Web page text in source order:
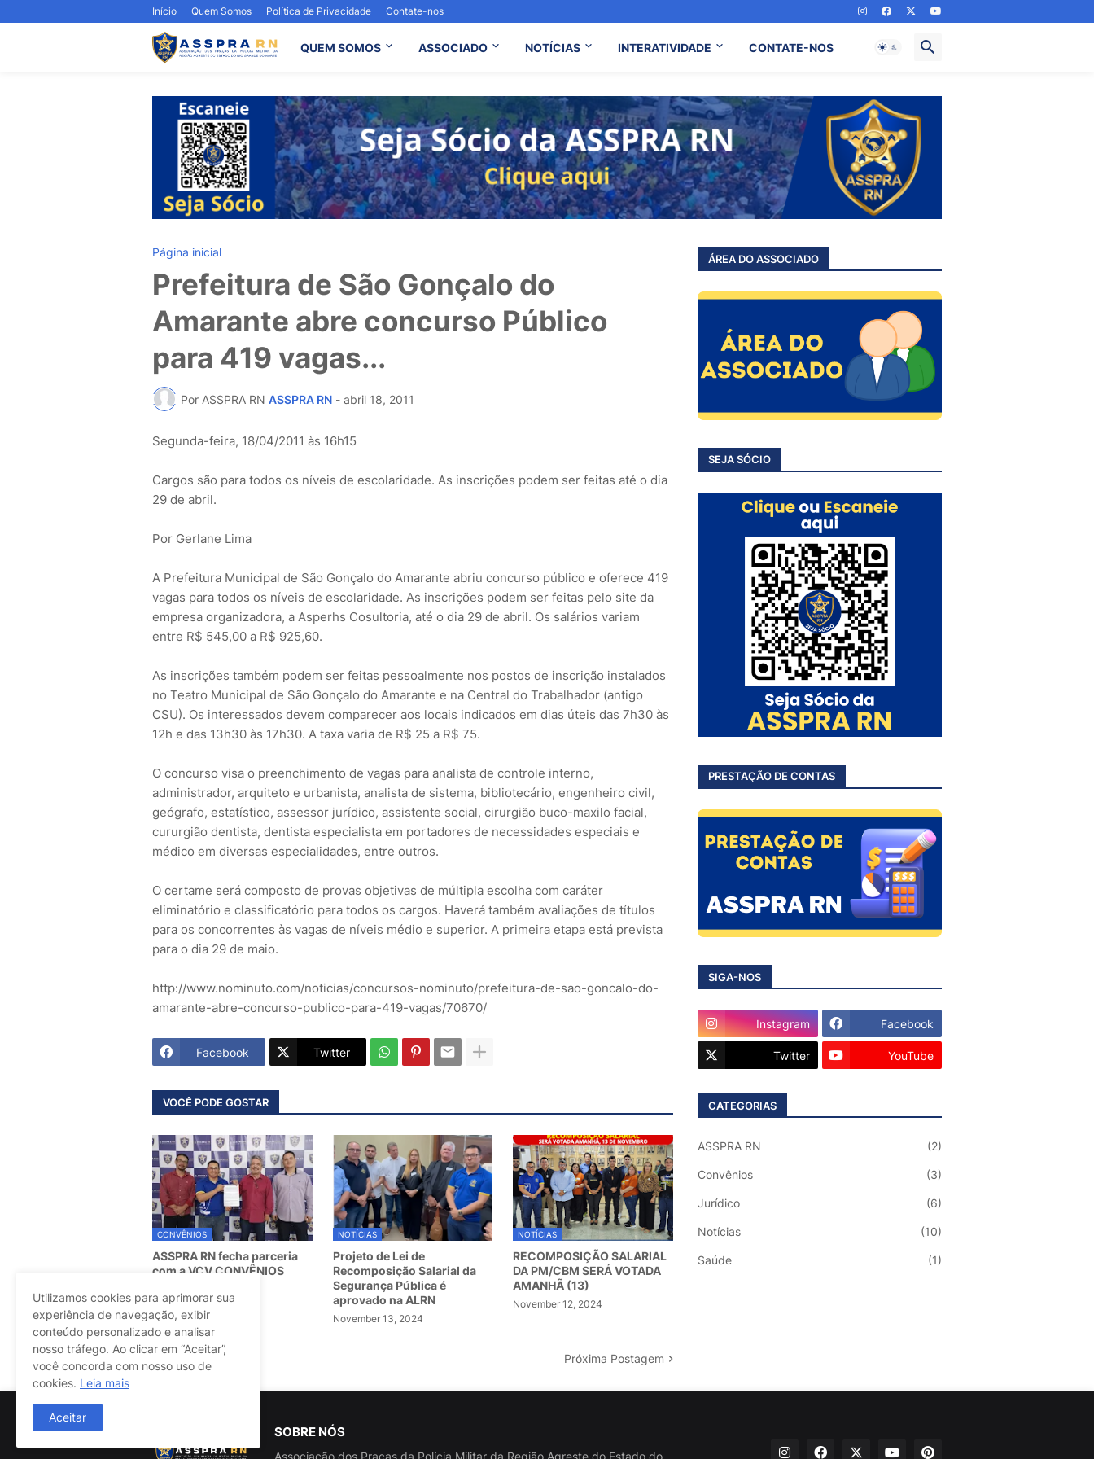
Início Quem Somos Política de Privacidade Contate-nos
QUEM SOMOS ASSOCIADO NOTÍCIAS INTERATIVIDADE CONTATE-NOS
Página inicial
Prefeitura de São Gonçalo do
Amarante abre concurso Público
para 419 vagas...
Por ASSPRA RN ASSPRA RN - abril 18, 2011
Segunda-feira, 18/04/2011 às 16h15
Cargos são para todos os níveis de escolaridade. As inscrições podem ser feitas até o dia
29 de abril.
Por Gerlane Lima
A Prefeitura Municipal de São Gonçalo do Amarante abriu concurso público e oferece 419
vagas para todos os níveis de escolaridade. As inscrições podem ser feitas pelo site da
empresa organizadora, a Asperhs Cosultoria, até o dia 29 de abril. Os salários variam
entre R$ 545,00 a R$ 925,60.
As inscrições também podem ser feitas pessoalmente nos postos de inscrição instalados
no Teatro Municipal de São Gonçalo do Amarante e na Central do Trabalhador (antigo
CSU). Os interessados devem comparecer aos locais indicados em dias úteis das 7h30 às
12h e das 13h30 às 17h30. A taxa varia de R$ 25 a R$ 75.
O concurso visa o preenchimento de vagas para analista de controle interno,
administrador, arquiteto e urbanista, analista de sistema, bibliotecário, engenheiro civil,
geógrafo, estatístico, assessor jurídico, assistente social, cirurgião buco-maxilo facial,
cururgião dentista, dentista especialista em portadores de necessidades especiais e
médico em diversas especialidades, entre outros.
O certame será composto de provas objetivas de múltipla escolha com caráter
eliminatório e classificatório para todos os cargos. Haverá também avaliações de títulos
para os concorrentes às vagas de níveis médio e superior. A primeira etapa está prevista
para o dia 29 de maio.
http://www.nominuto.com/noticias/concursos-nominuto/prefeitura-de-sao-goncalo-do-
amarante-abre-concurso-publico-para-419-vagas/70670/
Facebook Twitter
VOCÊ PODE GOSTAR
CONVÊNIOS
ASSPRA RN fecha parceria
com a VCV CONVÊNIOS
NOTÍCIAS
Projeto de Lei de
Recomposição Salarial da
Segurança Pública é
aprovado na ALRN
November 13, 2024
NOTÍCIAS
RECOMPOSIÇÃO SALARIAL
DA PM/CBM SERÁ VOTADA
AMANHÃ (13)
November 12, 2024
Postagem Anterior Próxima Postagem
ÁREA DO ASSOCIADO
SEJA SÓCIO
PRESTAÇÃO DE CONTAS
SIGA-NOS
Instagram Facebook
Twitter YouTube
CATEGORIAS
ASSPRA RN (2)
Convênios (3)
Jurídico (6)
Notícias (10)
Saúde (1)
SOBRE NÓS
Utilizamos cookies para aprimorar sua
experiência de navegação, exibir
conteúdo personalizado e analisar
nosso tráfego. Ao clicar em “Aceitar”,
você concorda com nosso uso de
cookies. Leia mais
Aceitar